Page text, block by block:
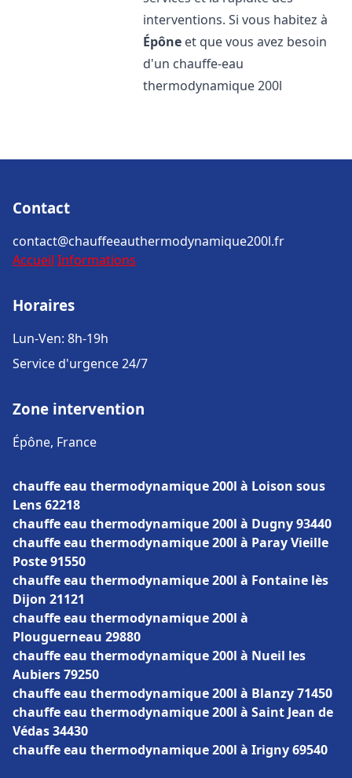
interventions. Si vous habitez à
Épône et que vous avez besoin
d'un chauffe-eau
thermodynamique 200l
Contact
contact@chauffeeauthermodynamique200l.fr
Accueil Informations
Horaires
Lun-Ven: 8h-19h
Service d'urgence 24/7
Zone intervention
Épône, France
chauffe eau thermodynamique 200l à Loison sous
Lens 62218
chauffe eau thermodynamique 200l à Dugny 93440
chauffe eau thermodynamique 200l à Paray Vieille
Poste 91550
chauffe eau thermodynamique 200l à Fontaine lès
Dijon 21121
chauffe eau thermodynamique 200l à
Plouguerneau 29880
chauffe eau thermodynamique 200l à Nueil les
Aubiers 79250
chauffe eau thermodynamique 200l à Blanzy 71450
chauffe eau thermodynamique 200l à Saint Jean de
Védas 34430
chauffe eau thermodynamique 200l à Irigny 69540